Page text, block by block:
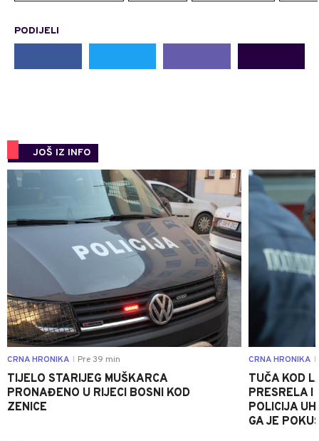
PODIJELI
JOŠ IZ INFO
0
CRNA HRONIKA Pre 39 min
TIJELO STARIJEG MUŠKARCA
PRONAĐENO U RIJECI BOSNI KOD
ZENICE
CRNA HRONIKA
TUČA KOD
PRESRELA I
POLICIJA
GA JE